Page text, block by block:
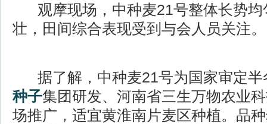
观摩现场，中种麦21号整体长势均
壮，田间综合表现受到与会人员关注。
据了解，中种麦21号为国家审定半
种子集团研发、河南省三生万物农业
场推广，适宜黄淮南片麦区种植。品